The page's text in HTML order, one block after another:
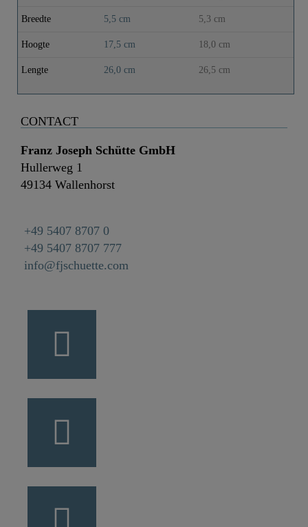
Breedte 5,5 cm 5,3 cm
Hoogte 17,5 cm 18,0 cm
Lengte 26,0 cm 26,5 cm
CONTACT
Franz Joseph Schütte GmbH
Hullerweg 1
49134 Wallenhorst
+49 5407 8707 0
+49 5407 8707 777
info@fjschuette.com